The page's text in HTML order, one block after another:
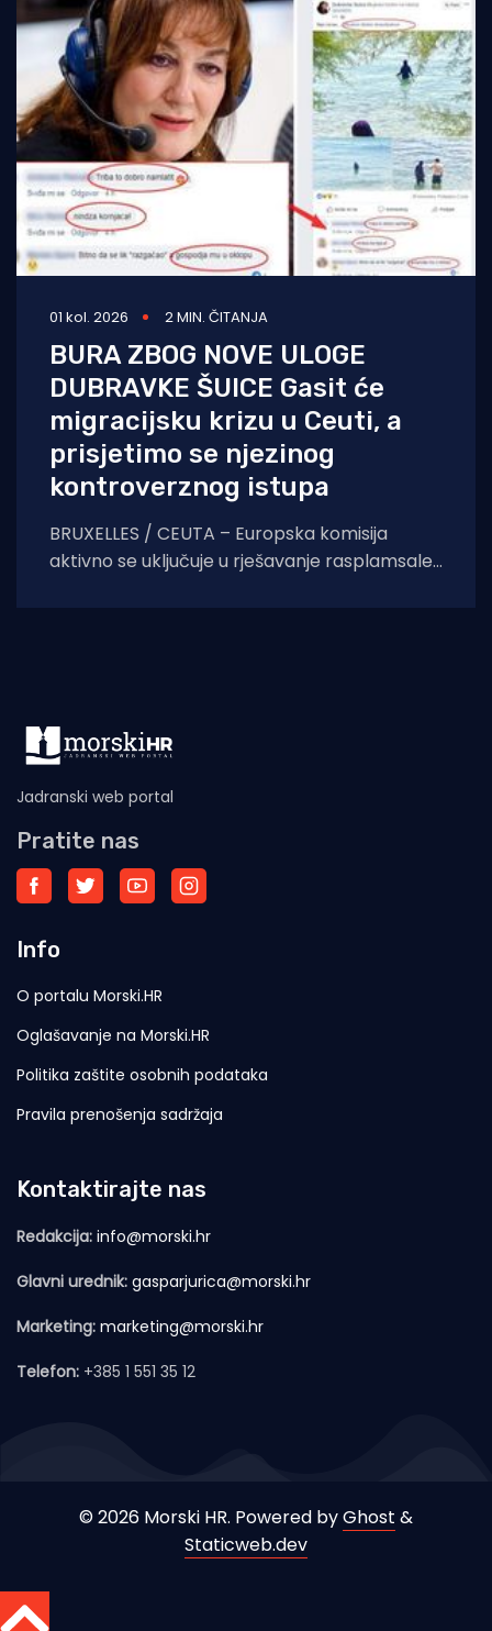
01 kol. 2026 2 MIN. ČITANJA
BURA ZBOG NOVE ULOGE
DUBRAVKE ŠUICE Gasit će
migracijsku krizu u Ceuti, a
prisjetimo se njezinog
kontroverznog istupa
BRUXELLES / CEUTA – Europska komisija
aktivno se uključuje u rješavanje rasplamsale
Jadranski web portal
Pratite nas
Info
O portalu Morski.HR
Oglašavanje na Morski.HR
Politika zaštite osobnih podataka
Pravila prenošenja sadržaja
Kontaktirajte nas
Redakcija: info@morski.hr
Glavni urednik: gasparjurica@morski.hr
Marketing: marketing@morski.hr
Telefon: +385 1 551 35 12
© 2026 Morski HR. Powered byGhost &
Staticweb.dev